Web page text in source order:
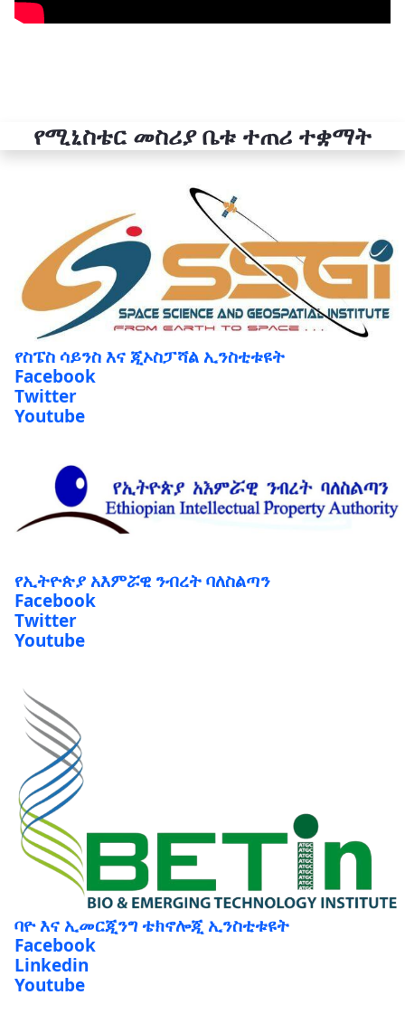
የሚኒስቴር መስሪያ ቤቱ ተጠሪ ተቋማት
የስፔስ ሳይንስ እና ጂኦስፓሻል ኢንስቲቱዩት
Facebook
Twitter
Youtube
የኢትዮጵያ አእምሯዊ ንብረት ባለስልጣን
Facebook
Twitter
Youtube
ባዮ እና ኢመርጂንግ ቴክኖሎጂ ኢንስቲቱዩት
Facebook
Linkedin
Youtube